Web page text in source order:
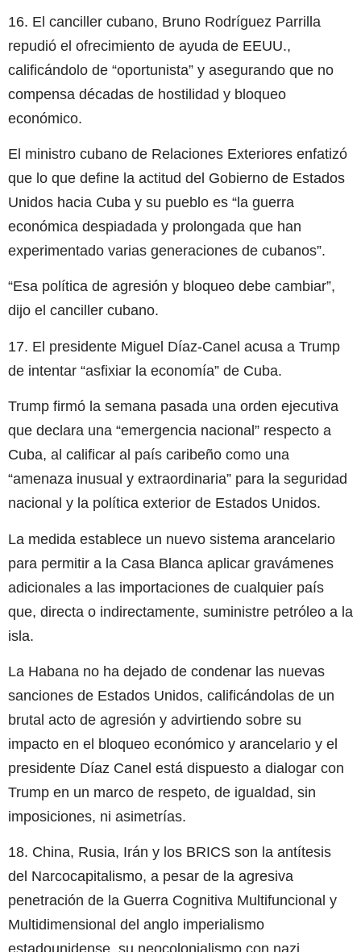
16. El canciller cubano, Bruno Rodríguez Parrilla
repudió el ofrecimiento de ayuda de EEUU.,
calificándolo de “oportunista” y asegurando que no
compensa décadas de hostilidad y bloqueo
económico.
El ministro cubano de Relaciones Exteriores enfatizó
que lo que define la actitud del Gobierno de Estados
Unidos hacia Cuba y su pueblo es “la guerra
económica despiadada y prolongada que han
experimentado varias generaciones de cubanos”.
“Esa política de agresión y bloqueo debe cambiar”,
dijo el canciller cubano.
17. El presidente Miguel Díaz-Canel acusa a Trump
de intentar “asfixiar la economía” de Cuba.
Trump firmó la semana pasada una orden ejecutiva
que declara una “emergencia nacional” respecto a
Cuba, al calificar al país caribeño como una
“amenaza inusual y extraordinaria” para la seguridad
nacional y la política exterior de Estados Unidos.
La medida establece un nuevo sistema arancelario
para permitir a la Casa Blanca aplicar gravámenes
adicionales a las importaciones de cualquier país
que, directa o indirectamente, suministre petróleo a la
isla.
La Habana no ha dejado de condenar las nuevas
sanciones de Estados Unidos, calificándolas de un
brutal acto de agresión y advirtiendo sobre su
impacto en el bloqueo económico y arancelario y el
presidente Díaz Canel está dispuesto a dialogar con
Trump en un marco de respeto, de igualdad, sin
imposiciones, ni asimetrías.
18. China, Rusia, Irán y los BRICS son la antítesis
del Narcocapitalismo, a pesar de la agresiva
penetración de la Guerra Cognitiva Multifuncional y
Multidimensional del anglo imperialismo